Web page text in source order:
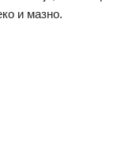
и мазно.